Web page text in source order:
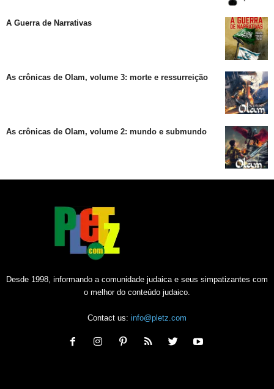
A Guerra de Narrativas
As crônicas de Olam, volume 3: morte e ressurreição
As crônicas de Olam, volume 2: mundo e submundo
Desde 1998, informando a comunidade judaica e seus simpatizantes com
o melhor do conteúdo judaico.
Contact us: info@pletz.com